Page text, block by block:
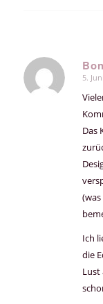
5.
Das
Ich
die
Lust